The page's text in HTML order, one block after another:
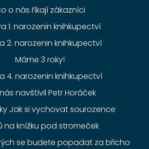
o nás říkají zákazníci
1. narozenin knihkupectví
2. narozenin knihkupectví
Máme 3 roky!
4. narozenin knihkupectví
navštívil Petr Horáček
Jak si vychovat sourozence
na knížku pod stromeček
se budete popadat za břicho